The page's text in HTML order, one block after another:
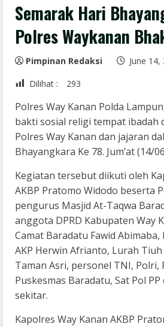
Semarak Hari
Polres Waykanan
Pimpinan Redaksi
June 14,
Dilihat :
293
Polres Way Kanan Polda
bakti sosial religi tempat ibadah
Polres Way Kanan dan jajaran
Bhayangkara Ke 78. Jum’at (14/
Kegiatan tersebut diikuti oleh
AKBP Pratomo Widodo beserta
pengurus Masjid At-Taqwa
anggota DPRD Kabupaten Way
Camat Baradatu Fawid
AKP Herwin Afrianto, Lurah
Taman Asri, personel TNI, Polri,
Puskesmas Baradatu, Sat Pol
sekitar.
Kapolres Way Kanan AKBP